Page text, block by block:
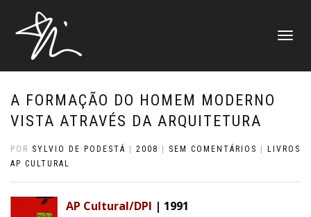
ALTERNAR
A FORMAÇÃO DO HOMEM MODERNO
VISTA ATRAVÉS DA ARQUITETURA
POR SYLVIO DE PODESTÁ 2008 SEM COMENTÁRIOS
LIVROS
AP CULTURAL
AP Cultural/DPI | 1991